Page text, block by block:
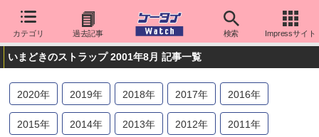
カテゴリ 過去記事 検索 Impressサイト
いまどきのストラップ 2001年8月 記事一覧
2020年 2019年 2018年 2017年 2016年
2015年 2014年 2013年 2012年 2011年